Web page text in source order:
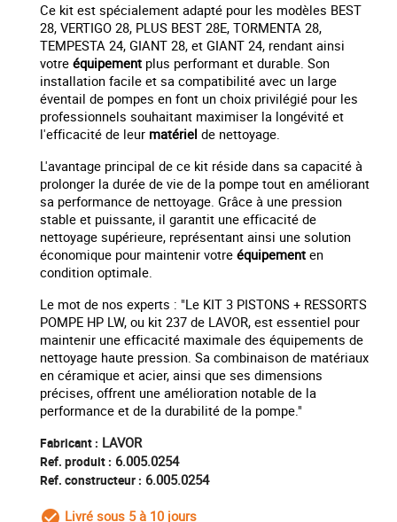
Ce kit est spécialement adapté pour les modèles BEST
28, VERTIGO 28, PLUS BEST 28E, TORMENTA 28,
TEMPESTA 24, GIANT 28, et GIANT 24, rendant ainsi
votre équipement plus performant et durable. Son
installation facile et sa compatibilité avec un large
éventail de pompes en font un choix privilégié pour les
professionnels souhaitant maximiser la longévité et
l'efficacité de leur matériel de nettoyage.
L'avantage principal de ce kit réside dans sa capacité à
prolonger la durée de vie de la pompe tout en améliorant
sa performance de nettoyage. Grâce à une pression
stable et puissante, il garantit une efficacité de
nettoyage supérieure, représentant ainsi une solution
économique pour maintenir votre équipement en
condition optimale.
Le mot de nos experts : "Le KIT 3 PISTONS + RESSORTS
POMPE HP LW, ou kit 237 de LAVOR, est essentiel pour
maintenir une efficacité maximale des équipements de
nettoyage haute pression. Sa combinaison de matériaux
en céramique et acier, ainsi que ses dimensions
précises, offrent une amélioration notable de la
performance et de la durabilité de la pompe."
Fabricant : LAVOR
Ref. produit : 6.005.0254
Ref. constructeur : 6.005.0254
check_circle_outline
Livré sous 5 à 10 jours